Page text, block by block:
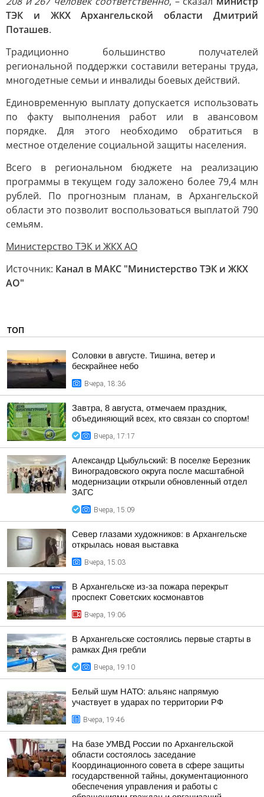
ТЭК и ЖКХ Архангельской области Дмитрий
Поташев.
Традиционно большинство получателей
региональной поддержки составили ветераны труда,
многодетные семьи и инвалиды боевых действий.
Единовременную выплату допускается использовать
по факту выполнения работ или в авансовом
порядке. Для этого необходимо обратиться в
местное отделение социальной защиты населения.
Всего в региональном бюджете на реализацию
программы в текущем году заложено более 79,4 млн
рублей. По прогнозным планам, в Архангельской
области это позволит воспользоваться выплатой 790
семьям.
Министерство ТЭК и ЖКХ АО
Источник: Канал в МАКС "Министерство ТЭК и ЖКХ
АО"
ТОП
Соловки в августе. Тишина, ветер и
бескрайнее небо
Вчера, 18:36
Завтра, 8 августа, отмечаем праздник,
объединяющий всех, кто связан со спортом!
Вчера, 17:17
Александр Цыбульский: В поселке Березник
Виноградовского округа после масштабной
модернизации открыли обновленный отдел
ЗАГС
Вчера, 15:09
Север глазами художников: в Архангельске
открылась новая выставка
Вчера, 15:03
В Архангельске из-за пожара перекрыт
проспект Советских космонавтов
Вчера, 19:06
В Архангельске состоялись первые старты в
рамках Дня гребли
Вчера, 19:10
Белый шум НАТО: альянс напрямую
участвует в ударах по территории РФ
Вчера, 19:46
На базе УМВД России по Архангельской
области состоялось заседание
Координационного совета в сфере защиты
государственной тайны, документационного
обеспечения управления и работы с